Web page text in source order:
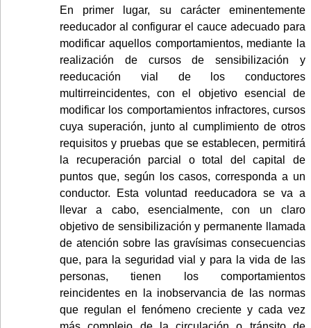
En primer lugar, su carácter eminentemente
reeducador al configurar el cauce adecuado para
modificar aquellos comportamientos, mediante la
realización de cursos de sensibilización y
reeducación vial de los conductores
multirreincidentes, con el objetivo esencial de
modificar los comportamientos infractores, cursos
cuya superación, junto al cumplimiento de otros
requisitos y pruebas que se establecen, permitirá
la recuperación parcial o total del capital de
puntos que, según los casos, corresponda a un
conductor. Esta voluntad reeducadora se va a
llevar a cabo, esencialmente, con un claro
objetivo de sensibilización y permanente llamada
de atención sobre las gravísimas consecuencias
que, para la seguridad vial y para la vida de las
personas, tienen los comportamientos
reincidentes en la inobservancia de las normas
que regulan el fenómeno creciente y cada vez